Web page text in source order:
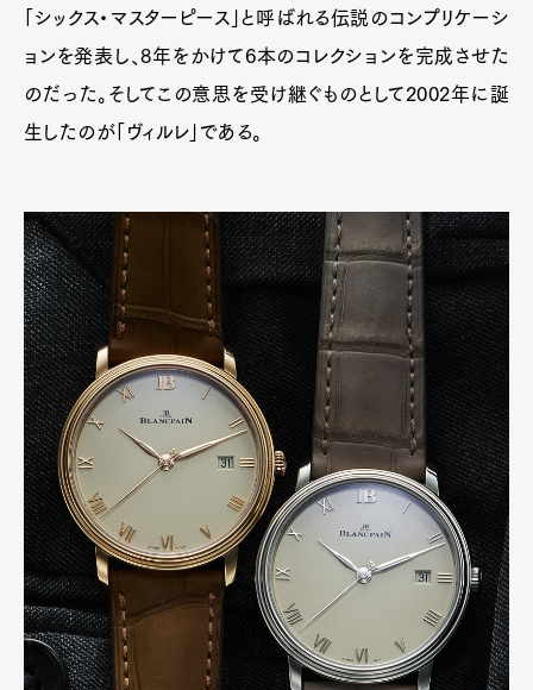
GourmetCars
Pen Membership
Magazine
Official Columnist
About
Contact
Pen Meet
Pen international Pen tw
「シックス・マスターピース」と呼ばれる伝説のコンプリケーシ
ョンを発表し、8年をかけて6本のコレクションを完成させた
のだった。そしてこの意思を受け継ぐものとして2002年に誕
生したのが「ヴィルレ」である。